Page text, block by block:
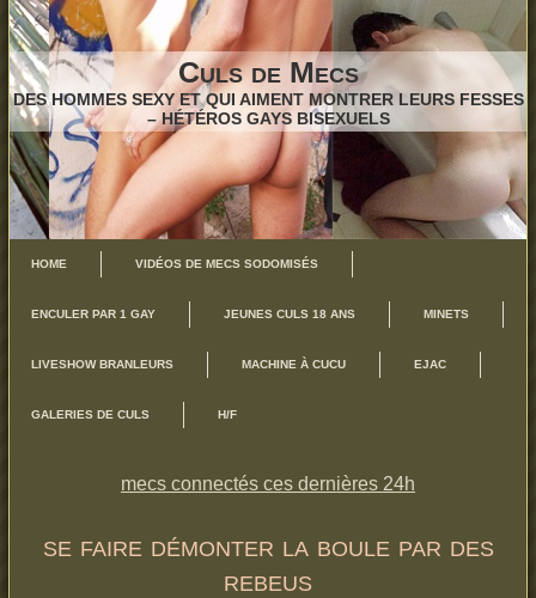
Culs de Mecs
DES HOMMES SEXY ET QUI AIMENT MONTRER LEURS FESSES
– HÉTÉROS GAYS BISEXUELS
HOME VIDÉOS DE MECS SODOMISÉS
ENCULER PAR 1 GAY JEUNES CULS 18 ANS MINETS
LIVESHOW BRANLEURS MACHINE À CUCU EJAC
GALERIES DE CULS H/F
mecs connectés ces dernières 24h
se faire démonter la boule par des
rebeus